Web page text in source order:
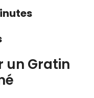
un Gratin